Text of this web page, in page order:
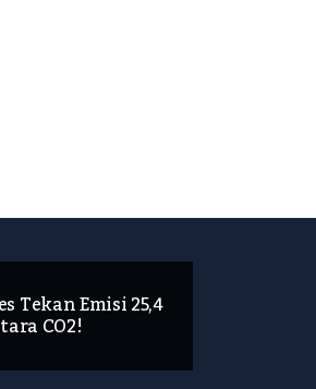
Tekan Emisi 25,4
CO2!